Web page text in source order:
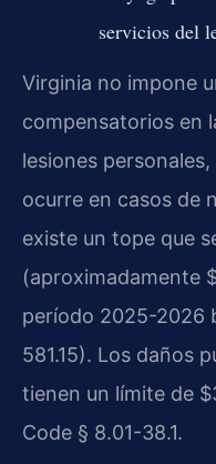
servicios del
Virginia no impone
compensatorios en
lesiones
ocurre en casos de
existe un tope que
(aproximadamente
período 2025-2026
581.15). Los daños
tienen un límite de
Code § 8.01-38.1.